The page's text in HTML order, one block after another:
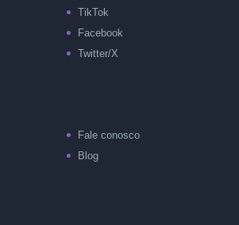
TikTok
Facebook
Twitter/X
Fale conosco
Blog